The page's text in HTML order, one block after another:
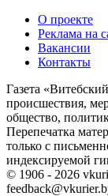
О проекте
Реклама на
Вакансии
Контакты
Газета
происшествия,
общество,
Перепечатка
только с
индексируемой
© 1906 - 2026